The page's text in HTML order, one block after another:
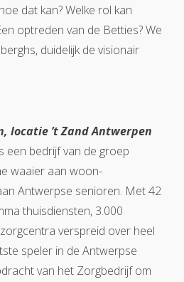
dat kan? Welke rol kan
optreden van de Betties? We
duidelijk de visionair
locatie ’t Zand Antwerpen
een bedrijf van de groep
waaier aan woon-
Antwerpse senioren. Met 42
thuisdiensten, 3.000
verspreid over heel
speler in de Antwerpse
van het Zorgbedrijf om